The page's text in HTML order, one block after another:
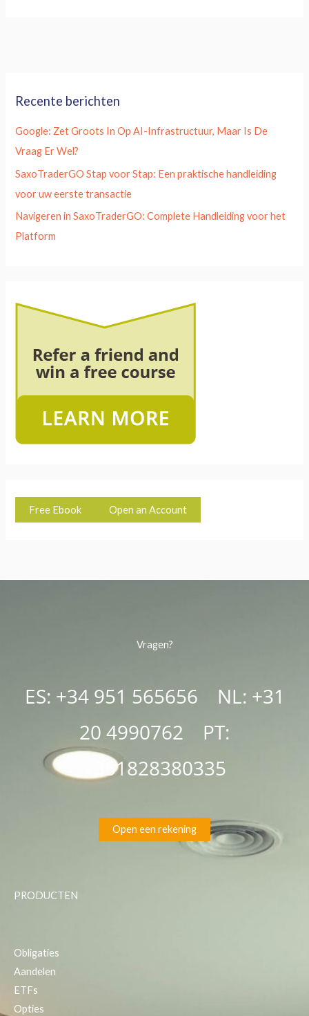
Recente berichten
Google: Zet Groots In Op AI-Infrastructuur, Maar Is De
Vraag Er Wel?
SaxoTraderGO Stap voor Stap: Een praktische handleiding
voor uw eerste transactie
Navigeren in SaxoTraderGO: Complete Handleiding voor het
Platform
Free Ebook Open an Account
Vragen?
ES: +34 951 565656 NL: +31
20 4990762 PT:
+351828380335
Open een rekening
PRODUCTEN
Obligaties
Aandelen
ETFs
Opties